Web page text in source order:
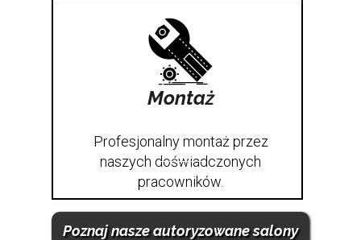
Profesjonalny montaż przez
naszych doświadczonych
pracowników.
Montaż
Poznaj nasze autoryzowane salony